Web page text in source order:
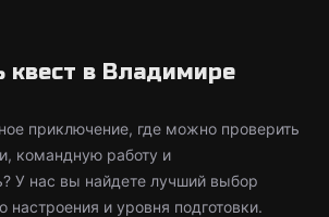
квест в Владимире
приключение, где можно проверить
командную работу и
У нас вы найдете лучший выбор
настроения и уровня подготовки.